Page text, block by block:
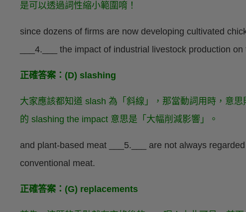
是可以透過詞性縮小範圍唷！
since dozens of firms are now developing cultivated
___4.___ the impact of industrial livestock production
正確答案：(D) slashing
大家應該都知道 slash 為「斜線」，那當動詞用時，意
的 slashing the impact 意思是「大幅削減影響」。
and plant-based meat ___5.___ are not always
conventional meat.
正確答案：(G) replacements